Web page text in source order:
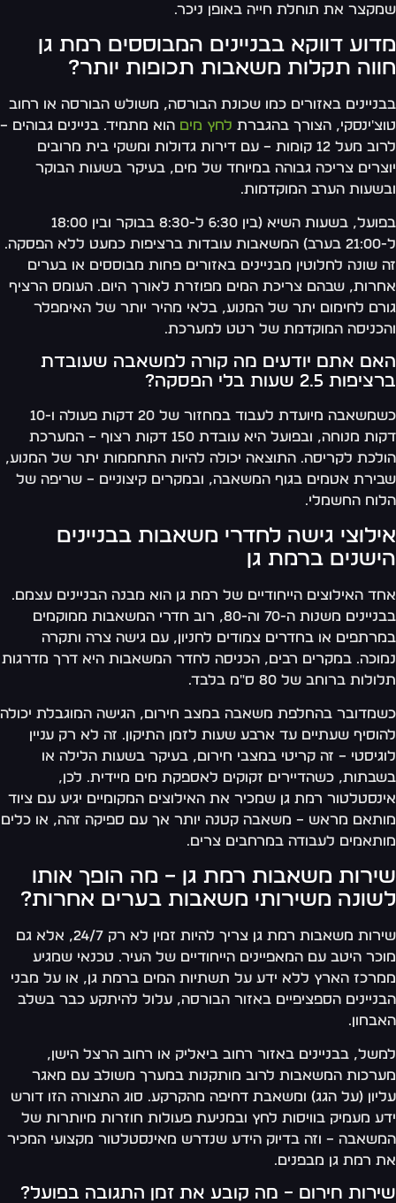
את תוחלת חייה באופן ניכר.
דווקא בבניינים המבוססים רמת גן
תקלות משאבות תכופות יותר?
באזורים כמו שכונת הבורסה, משולש הבורסה או רחוב
הצורך בהגברתלחץ מיםהוא מתמיד. בניינים גבוהים –
לרוב מעל 12 קומות – עם דירות גדולות ומשקי בית מרובים
צריכה גבוהה במיוחד של מים, בעיקר בשעות הבוקר
הערב המוקדמות.
בפועל, בשעות השיא (בין 6:30 ל-8:30 בבוקר ובין 18:00
ל-21:00 בערב) המשאבות עובדות ברציפות כמעט ללא הפסקה.
שונה לחלוטין מבניינים באזורים פחות מבוססים או בערים
שבהם צריכת המים מפוזרת לאורך היום. העומס הרציף
לחימום יתר של המנוע, בלאי מהיר יותר של האימפלר
המוקדמת של רטט למערכת.
אתם יודעים מה קורה למשאבה שעובדת
2.5 שעות בלי הפסקה?
כשמשאבה מיועדת לעבוד במחזור של 20 דקות פעולה ו-10
דקות מנוחה, ובפועל היא עובדת 150 דקות רצוף – המערכת
לקריסה. התוצאה יכולה להיות התחממות יתר של המנוע,
אטמים בגוף המשאבה, ובמקרים קיצוניים – שריפה של
החשמלי.
גישה לחדרי משאבות בבניינים
ברמת גן
האילוצים הייחודיים של רמת גן הוא מבנה הבניינים עצמם.
בבניינים משנות ה-70 וה-80, רוב חדרי המשאבות ממוקמים
או בחדרים צמודים לחניון, עם גישה צרה ותקרה
במקרים רבים, הכניסה לחדר המשאבות היא דרך מדרגות
ברוחב של 80 ס"מ בלבד.
בהחלפת משאבה במצב חירום, הגישה המוגבלת יכולה
שעתיים עד ארבע שעות לזמן התיקון. זה לא רק עניין
– זה קריטי במצבי חירום, בעיקר בשעות הלילה או
כשהדיירים זקוקים לאספקת מים מיידית. לכן,
רמת גן שמכיר את האילוצים המקומיים יגיע עם ציוד
מראש – משאבה קטנה יותר אך עם ספיקה זהה, או כלים
לעבודה במרחבים צרים.
משאבות רמת גן – מה הופך אותו
משירותי משאבות בערים אחרות?
שירות משאבות רמת גן צריך להיות זמין לא רק 24/7, אלא גם
היטב עם המאפיינים הייחודיים של העיר. טכנאי שמגיע
הארץ ללא ידע על תשתיות המים ברמת גן, או על מבני
הספציפיים באזור הבורסה, עלול להיתקע כבר בשלב
בבניינים באזור רחוב ביאליק או רחוב הרצל הישן,
המשאבות לרוב מותקנות במערך משולב עם מאגר
(על הגג) ומשאבת דחיפה מהקרקע. סוג התצורה הזו דורש
מעמיק בוויסות לחץ ובמניעת פעולות חוזרות מיותרות של
– וזה בדיוק הידע שנדרש מאינסטלטור מקצועי המכיר
רמת גן מבפנים.
חירום – מה קובע את זמן התגובה בפועל?